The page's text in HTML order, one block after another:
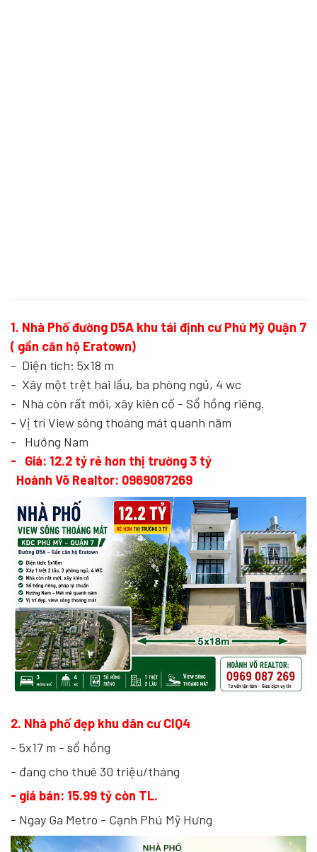
1. Nhà Phố đường D5A khu tái định cư Phú Mỹ Quận 7
( gần căn hộ Eratown)
- Diện tích: 5x18 m
- Xây một trệt hai lầu, ba phòng ngủ, 4 wc
- Nhà còn rất mới, xây kiên cố - Sổ hồng riêng.
- Vị trí View sông thoáng mát quanh năm
- Hướng Nam
- Giá: 12.2 tỷ rẻ hơn thị trường 3 tỷ
Hoành Võ Realtor: 0969087269
2. Nhà phố đẹp khu dân cư CIQ4
- 5x17 m - sổ hồng
- đang cho thuê 30 triệu/tháng
- giá bán: 15.99 tỷ còn TL.
- Ngay Ga Metro - Cạnh Phú Mỹ Hưng